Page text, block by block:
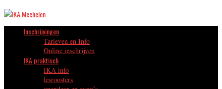
Inschrijvingen
Tarieven en Info
Online inschrijven
IKA praktisch
IKA info
lesroosters